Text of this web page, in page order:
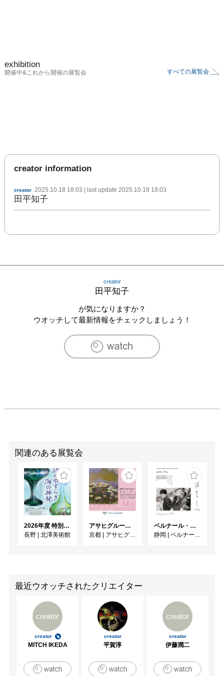
exhibition
開催中&これから開催の展覧会 すべての展覧会
creator information
creator 2025.10.18 18:03 | last update 2025.10.18 18:03
田平知子
creator
田平知子
が気になりますか？
ウオッチして最新情報をチェックしましょう！
関連のある展覧会
2026年度 特別展「ガレとドーム、アール･ヌーヴォーのガラス 水辺のやすらぎ、海の神秘」
長野 | 北澤美術館
アサヒグループ大山崎山荘美術館 開館30周年記念展「没後100年 クロード・モネ」
京都 | アサヒグループ大山崎山荘美術館
ベルナール・ビュフェと写真 ーカメラがとらえたビュフェとその時代、そして21 世紀へ
静岡 | ベルナール・ビュフェ美術館
最近ウオッチされたクリエイター
creator
creator
MITCH IKEDA
creator
平賀淳
creator
creator
伊藤潤二